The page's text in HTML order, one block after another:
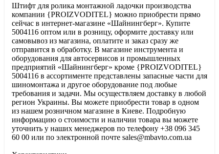
Штифт для ролика монтажной ладочки производства
компании {PROIZVODITEL} можно приобрести прямо
сейчас в интернет-магазине «Шайнингберг». Купите
5004116 оптом или в розницу, оформите доставку или
самовывоз из магазина, оплатите и заказ сразу же
отправится в обработку. В магазине инструмента и
оборудования для автосервисов и промышленных
предприятий «Шайнингберг» кроме {PROIZVODITEL}
5004116 в ассортименте представлены запасные части для
шиномонтажа и другое оборудование под любые
требования и задачи. Мы осуществляем доставку в любой
регион Украины. Вы можете приобрести товар в одном
из нашем розничном магазине в Киеве. Подробную
информацию о стоимости и наличии товара вы можете
уточнить у наших менеджеров по телефону +38 096 345
60 00 или по электронной почте sales@mbavto.com.ua